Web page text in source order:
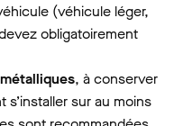
(véhicule léger,
obligatoirement
métalliques, à conserver
sur au moins